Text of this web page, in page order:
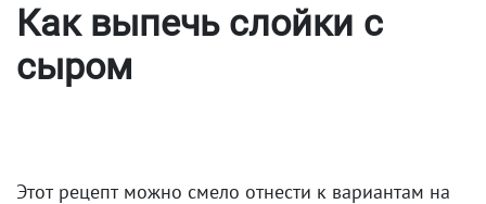
Как выпечь слойки с
сыром
Этот рецепт можно смело отнести к вариантам на